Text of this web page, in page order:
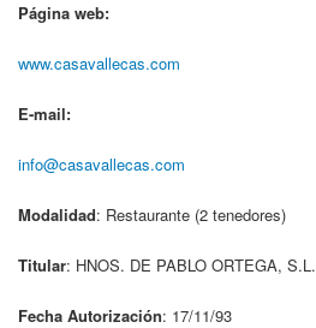
Página web:
www.casavallecas.com
E-mail:
info@casavallecas.com
Modalidad: Restaurante (2 tenedores)
Titular: HNOS. DE PABLO ORTEGA, S.L.
Fecha Autorización: 17/11/93